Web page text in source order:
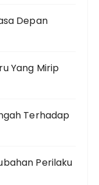
Depan
Yang Mirip
Terhadap
Perilaku